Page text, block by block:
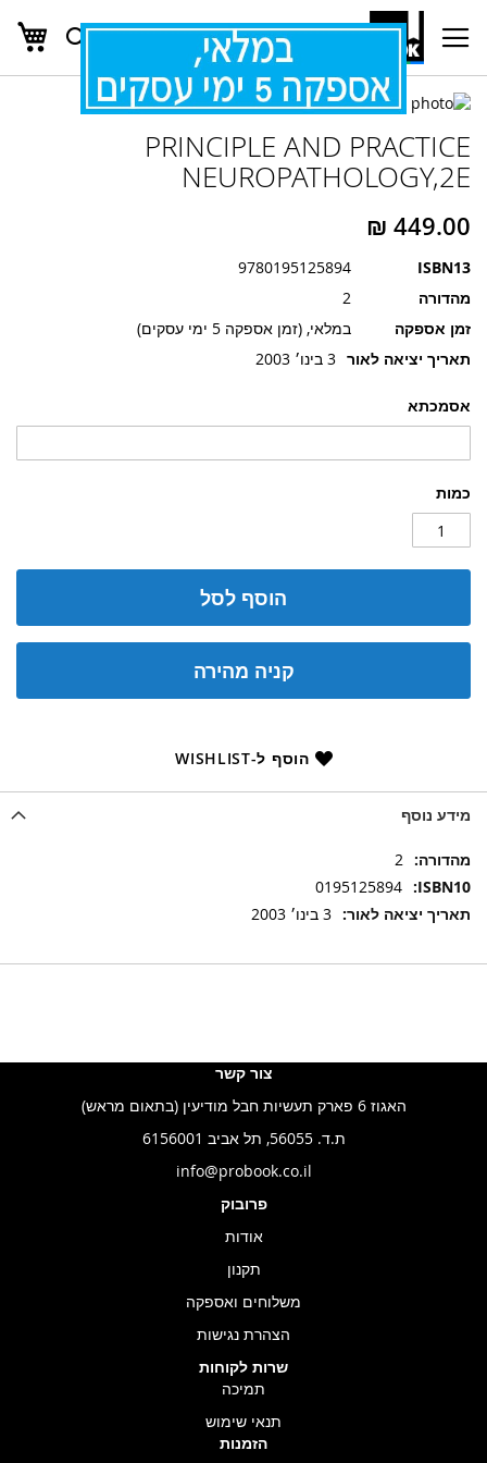
Skip
Content
חפש
אסמכתא
כמות
הוסף לסל
קניה מהירה
הוסף ל-WISHLIST
PRINCIPLE AND PRACTICE
NEUROPATHOLOGY,2E
ISBN13
9780195125894
מהדורה
2
זמן אספקה
במלאי, (זמן אספקה 5 ימי עסקים)
תאריך יציאה לאור 3 בינו׳ 2003
לדלג
של
גלריית
תמונות
להתחלה
של
גלריית
מידע נוסף
מידע
נוסף
2
0195125894
3 בינו׳ 2003
צור קשר
האגוז 6 פארק תעשיות חבל מודיעין (בתאום מראש)
ת.ד. 56055, תל אביב 6156001
info@probook.co.il
פרובוק
אודות
תקנון
משלוחים ואספקה
הצהרת נגישות
שרות לקוחות
תמיכה
תנאי שימוש
הזמנות